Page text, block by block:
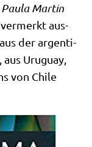
Pau­la Mar­tin
ver­merkt aus­
der argen­ti­
Uru­gu­ay,
von Chi­le